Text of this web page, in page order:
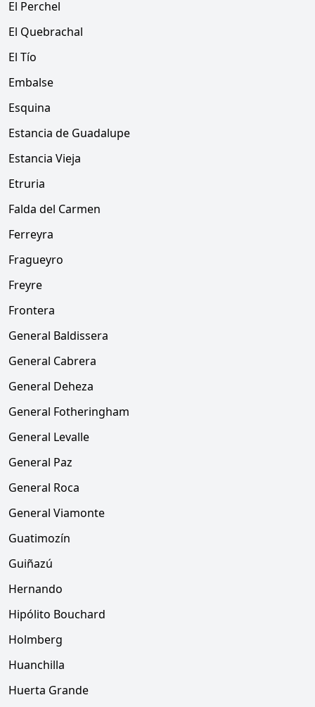
El Perchel
El Quebrachal
El Tío
Embalse
Esquina
Estancia de Guadalupe
Estancia Vieja
Etruria
Falda del Carmen
Ferreyra
Fragueyro
Freyre
Frontera
General Baldissera
General Cabrera
General Deheza
General Fotheringham
General Levalle
General Paz
General Roca
General Viamonte
Guatimozín
Guiñazú
Hernando
Hipólito Bouchard
Holmberg
Huanchilla
Huerta Grande